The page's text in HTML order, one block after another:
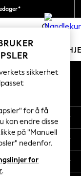
0
sikkerhet
for å få
kan endre disse
på "Manuell
nedenfor.
for
.